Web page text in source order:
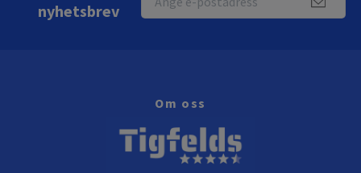
nyhetsbrev
Om oss